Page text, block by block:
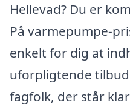
Hellevad? Du er
På varmepumpe-
enkelt for dig at
uforpligtende
fagfolk, der står